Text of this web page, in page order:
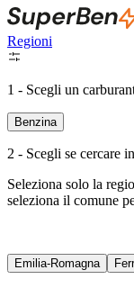
Regioni
1 - Scegli un
Benzina
2 - Scegli se cercare
Seleziona solo la
seleziona il comune
Emilia-Romagna